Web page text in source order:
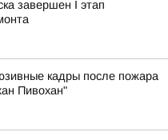
завершен I этап
кадры после пожара
Пивохан"